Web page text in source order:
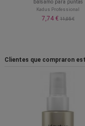
bálsamo para puntas
Kadus Professional
7,74 €11,05 €
Clientes que compraron